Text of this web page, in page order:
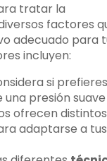
tratar la
factores
adecuado para
incluyen:
si
una presión
ofrecen distintos
adaptarse a tus